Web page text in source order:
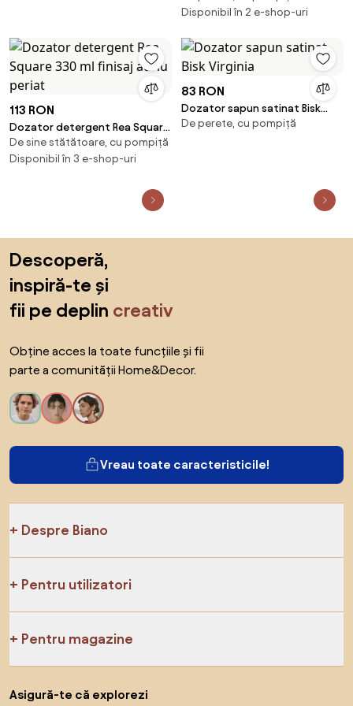
Disponibil în 2 e-shop-uri
113 RON
Dozator detergent Rea Square
330 ml finisaj auriu periat
De sine stătătoare, cu pompiță
Disponibil în 3 e-shop-uri
83 RON
Dozator sapun satinat Bisk
Virginia
De perete, cu pompiță
Descoperă,
inspiră-te și
fii pe deplin creativ
Obține acces la toate funcțiile și fii
parte a comunității Home&Decor.
Vreau toate caracteristicile!
Despre Biano
Pentru utilizatori
Pentru magazine
Asigură-te că explorezi